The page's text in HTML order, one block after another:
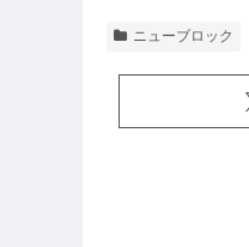
ニューブロック